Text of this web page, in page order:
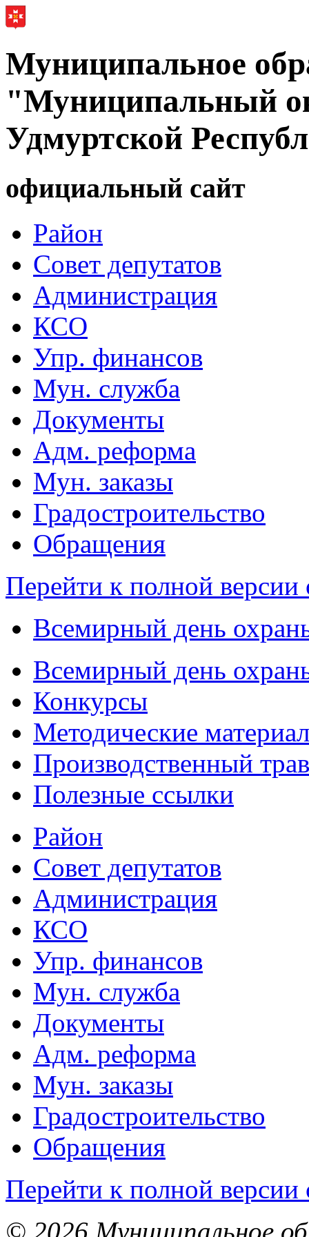
Муниципальное
"Муниципальный
Удмуртской
официальный сайт
Район
Совет депутатов
Администрация
КСО
Упр. финансов
Мун. служба
Документы
Адм. реформа
Мун. заказы
Градостроительство
Обращения
Перейти к полной версии
Всемирный день
Всемирный день
Конкурсы
Методические
Производственный
Полезные ссылки
Район
Совет депутатов
Администрация
КСО
Упр. финансов
Мун. служба
Документы
Адм. реформа
Мун. заказы
Градостроительство
Обращения
Перейти к полной версии
© 2026 Муниципальное